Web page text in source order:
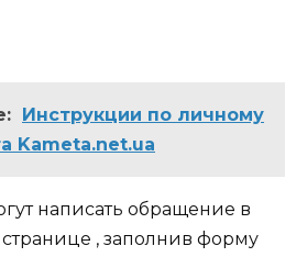
Инструкции по личному
Kameta.net.ua
написать обращение в
, заполнив форму